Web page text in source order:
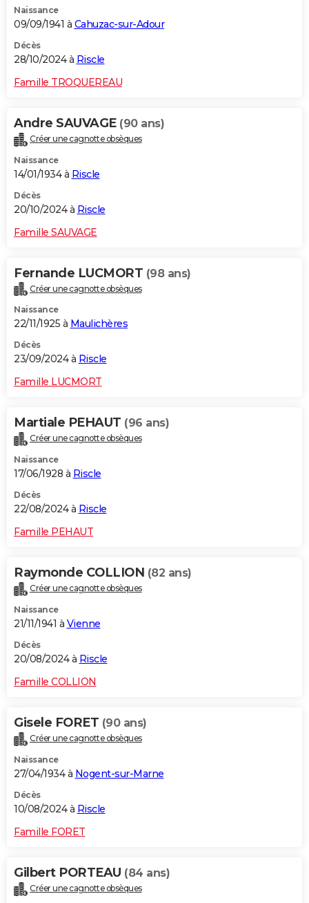
Naissance
09/09/1941 à Cahuzac-sur-Adour
Décès
28/10/2024 à Riscle
Famille TROQUEREAU
Andre SAUVAGE (90 ans)
Créer une cagnotte obsèques
Naissance
14/01/1934 à Riscle
Décès
20/10/2024 à Riscle
Famille SAUVAGE
Fernande LUCMORT (98 ans)
Créer une cagnotte obsèques
Naissance
22/11/1925 à Maulichères
Décès
23/09/2024 à Riscle
Famille LUCMORT
Martiale PEHAUT (96 ans)
Créer une cagnotte obsèques
Naissance
17/06/1928 à Riscle
Décès
22/08/2024 à Riscle
Famille PEHAUT
Raymonde COLLION (82 ans)
Créer une cagnotte obsèques
Naissance
21/11/1941 à Vienne
Décès
20/08/2024 à Riscle
Famille COLLION
Gisele FORET (90 ans)
Créer une cagnotte obsèques
Naissance
27/04/1934 à Nogent-sur-Marne
Décès
10/08/2024 à Riscle
Famille FORET
Gilbert PORTEAU (84 ans)
Créer une cagnotte obsèques